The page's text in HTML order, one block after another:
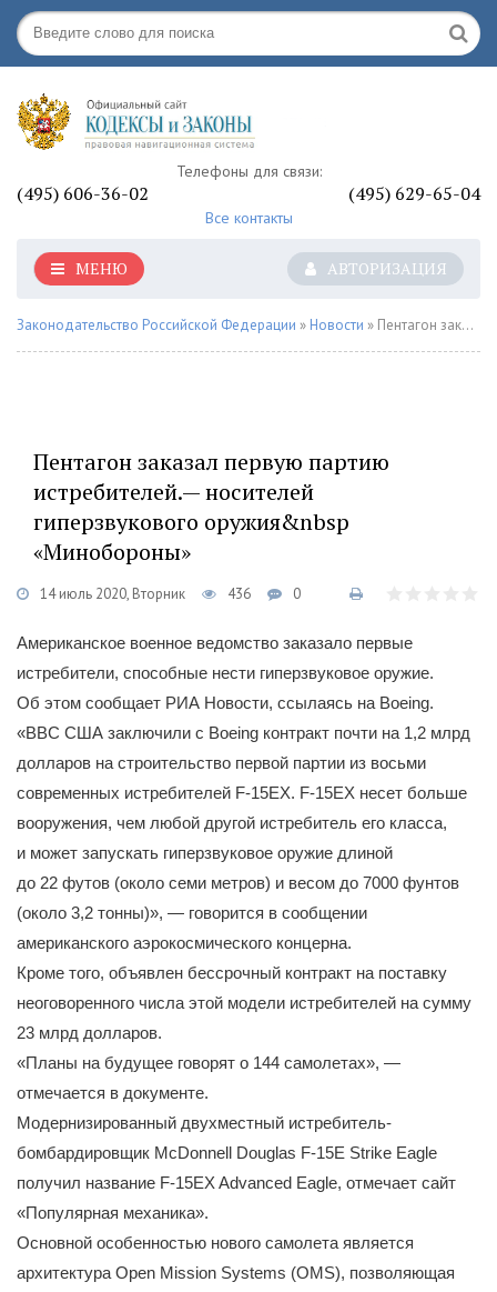
Телефоны для связи:
(495) 606-36-02 (495) 629-65-04
Все контакты
АВТОРИЗАЦИЯ
МЕНЮ
Законодательство Российской Федерации » Новости » Пентагон заказал первую партию истребителей.— носителей гиперзвукового оружия&nbsp «Минобороны»
Пентагон заказал первую партию
истребителей.— носителей
гиперзвукового оружия&nbsp
«Минобороны»
14 июль 2020, Вторник 436 0
Американское военное ведомство заказало первые
истребители, способные нести гиперзвуковое оружие.
Об этом сообщает РИА Новости, ссылаясь на Boeing.
«ВВС США заключили с Boeing контракт почти на 1,2 млрд
долларов на строительство первой партии из восьми
современных истребителей F-15EX. F-15EX несет больше
вооружения, чем любой другой истребитель его класса,
и может запускать гиперзвуковое оружие длиной
до 22 футов (около семи метров) и весом до 7000 фунтов
(около 3,2 тонны)», — говорится в сообщении
американского аэрокосмического концерна.
Кроме того, объявлен бессрочный контракт на поставку
неоговоренного числа этой модели истребителей на сумму
23 млрд долларов.
«Планы на будущее говорят о 144 самолетах», —
отмечается в документе.
Модернизированный двухместный истребитель-
бомбардировщик McDonnell Douglas F-15E Strike Eagle
получил название F-15EX Advanced Eagle, отмечает сайт
«Популярная механика».
Основной особенностью нового самолета является
архитектура Open Mission Systems (OMS), позволяющая